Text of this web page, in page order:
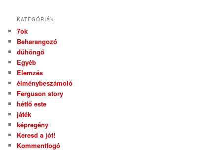
KATEGÓRIÁK
7ok
Beharangozó
dühöngő
Egyéb
Elemzés
élménybeszámoló
Ferguson story
hétfő este
játék
képregény
Keresd a jót!
Kommentfogó